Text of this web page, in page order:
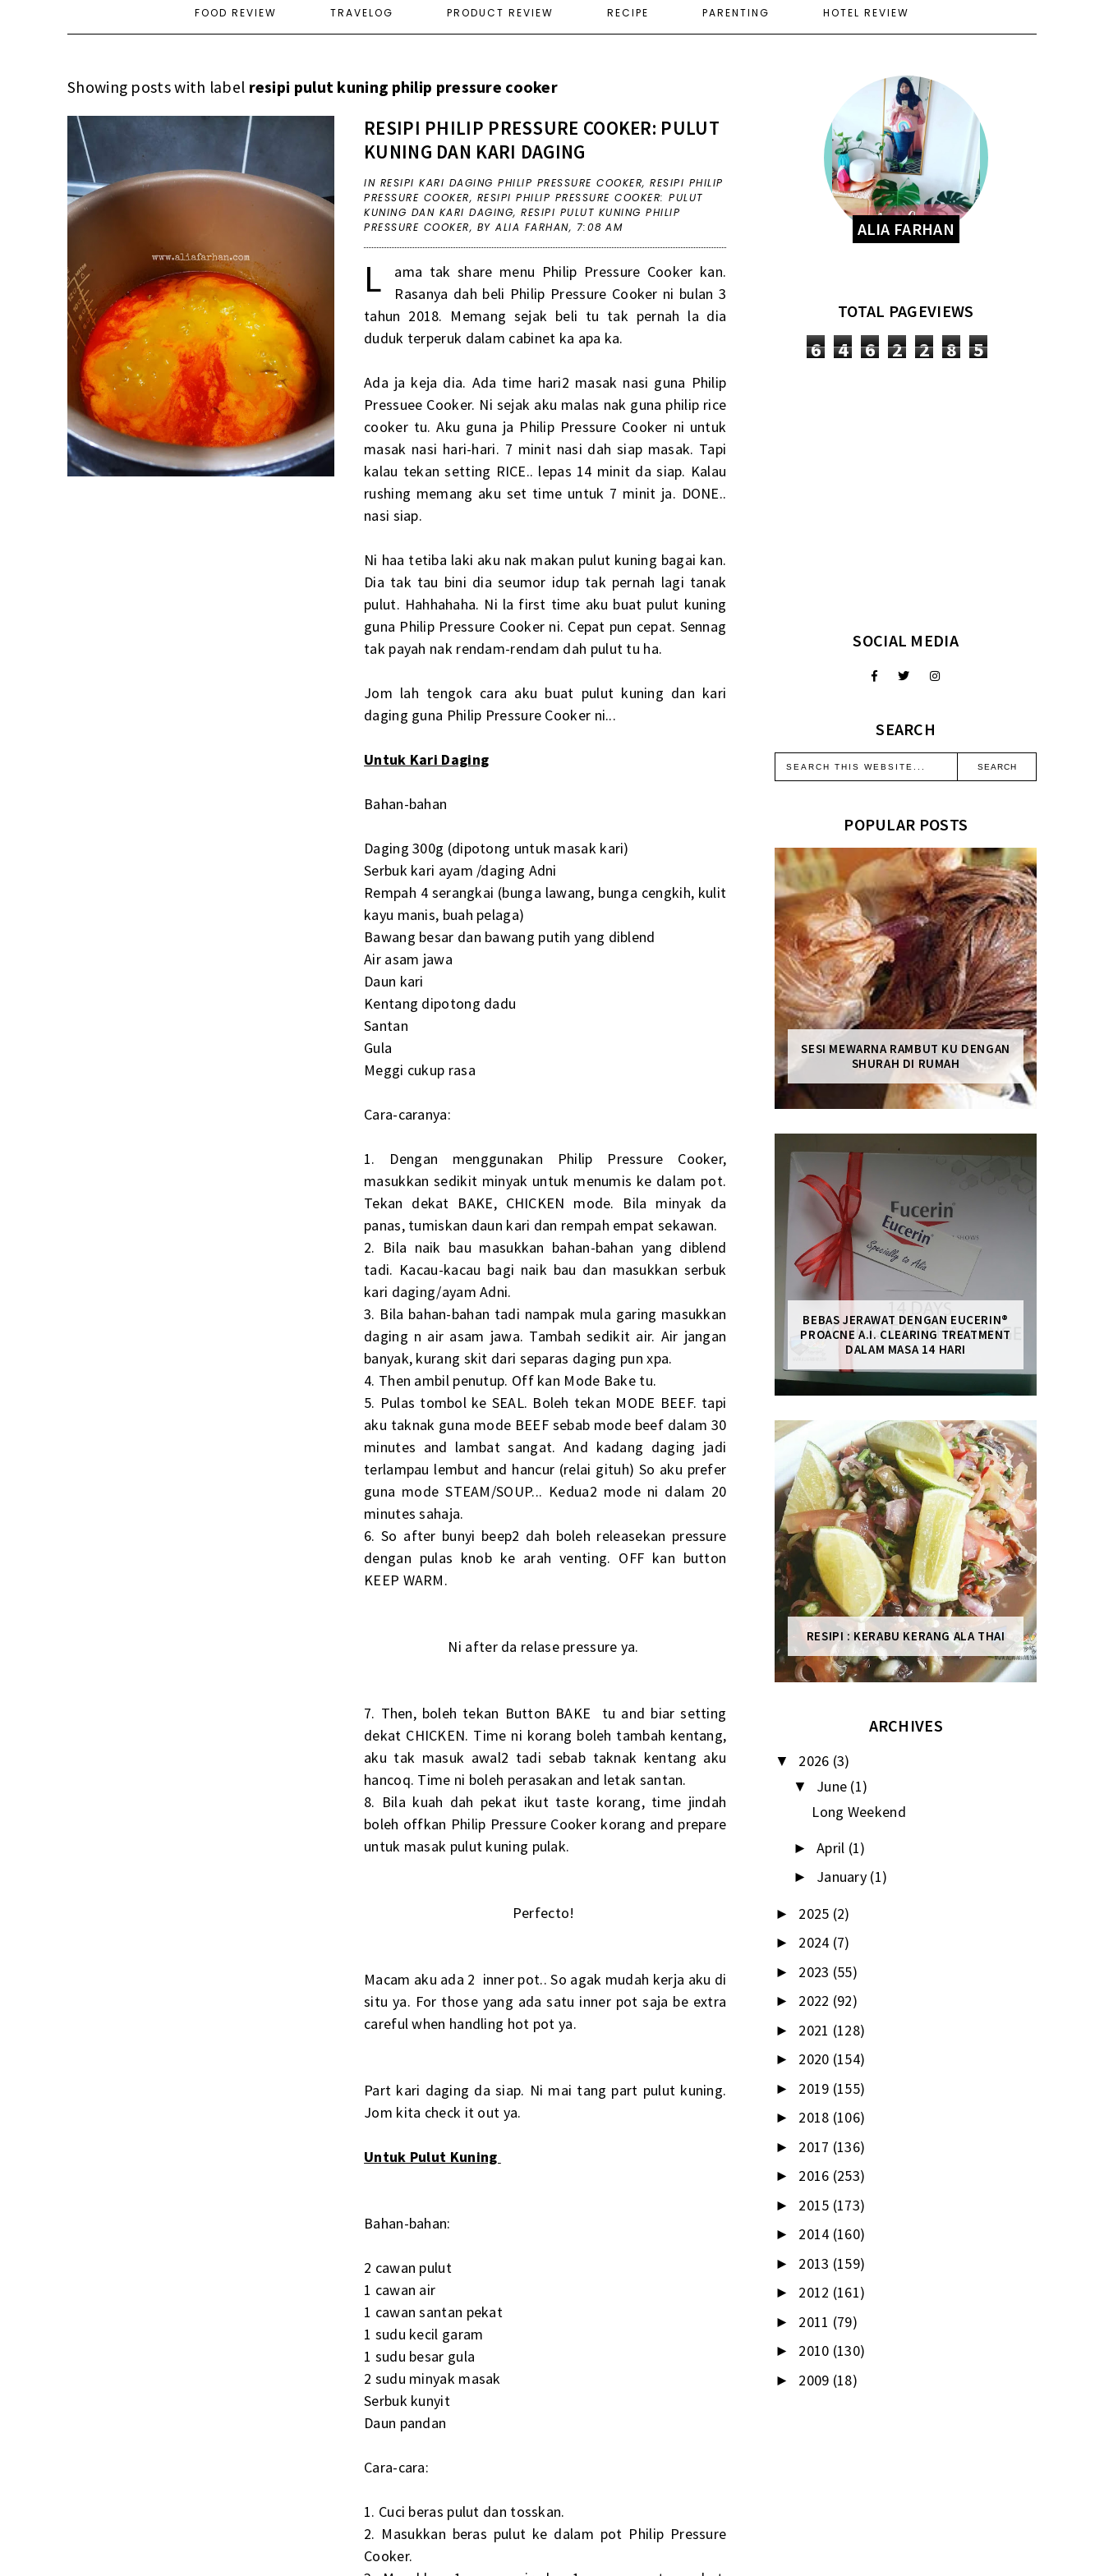
FOOD REVIEW TRAVELOG PRODUCT REVIEW RECIPE PARENTING HOTEL REVIEW
Showing posts with label resipi pulut kuning philip pressure cooker
RESIPI PHILIP PRESSURE COOKER: PULUT
KUNING DAN KARI DAGING
IN RESIPI KARI DAGING PHILIP PRESSURE COOKER,RESIPI PHILIP
PRESSURE COOKER, RESIPI PHILIP PRESSURE COOKER: PULUT
KUNING DAN KARI DAGING,RESIPI PULUT KUNING PHILIP
PRESSURE COOKER, BY ALIA FARHAN, 7:08 AM
L
ama tak share menu Philip Pressure Cooker kan.
Rasanya dah beli Philip Pressure Cooker ni bulan 3
tahun 2018. Memang sejak beli tu tak pernah la dia
duduk terperuk dalam cabinet ka apa ka.
Ada ja keja dia. Ada time hari2 masak nasi guna Philip
Pressuee Cooker. Ni sejak aku malas nak guna philip rice
cooker tu. Aku guna ja Philip Pressure Cooker ni untuk
masak nasi hari-hari. 7 minit nasi dah siap masak. Tapi
kalau tekan setting RICE.. lepas 14 minit da siap. Kalau
rushing memang aku set time untuk 7 minit ja. DONE..
nasi siap.
Ni haa tetiba laki aku nak makan pulut kuning bagai kan.
Dia tak tau bini dia seumor idup tak pernah lagi tanak
pulut. Hahhahaha. Ni la first time aku buat pulut kuning
guna Philip Pressure Cooker ni. Cepat pun cepat. Sennag
tak payah nak rendam-rendam dah pulut tu ha.
Jom lah tengok cara aku buat pulut kuning dan kari
daging guna Philip Pressure Cooker ni...
Untuk Kari Daging
Bahan-bahan
Daging 300g (dipotong untuk masak kari)
Serbuk kari ayam /daging Adni
Rempah 4 serangkai (bunga lawang, bunga cengkih, kulit
kayu manis, buah pelaga)
Bawang besar dan bawang putih yang diblend
Air asam jawa
Daun kari
Kentang dipotong dadu
Santan
Gula
Meggi cukup rasa
Cara-caranya:
1. Dengan menggunakan Philip Pressure Cooker,
masukkan sedikit minyak untuk menumis ke dalam pot.
Tekan dekat BAKE, CHICKEN mode. Bila minyak da
panas, tumiskan daun kari dan rempah empat sekawan.
2. Bila naik bau masukkan bahan-bahan yang diblend
tadi. Kacau-kacau bagi naik bau dan masukkan serbuk
kari daging/ayam Adni.
3. Bila bahan-bahan tadi nampak mula garing masukkan
daging n air asam jawa. Tambah sedikit air. Air jangan
banyak, kurang skit dari separas daging pun xpa.
4. Then ambil penutup. Off kan Mode Bake tu.
5. Pulas tombol ke SEAL. Boleh tekan MODE BEEF. tapi
aku taknak guna mode BEEF sebab mode beef dalam 30
minutes and lambat sangat. And kadang daging jadi
terlampau lembut and hancur (relai gituh) So aku prefer
guna mode STEAM/SOUP... Kedua2 mode ni dalam 20
minutes sahaja.
6. So after bunyi beep2 dah boleh releasekan pressure
dengan pulas knob ke arah venting. OFF kan button
KEEP WARM.
Ni after da relase pressure ya.
7. Then, boleh tekan Button BAKE tu and biar setting
dekat CHICKEN. Time ni korang boleh tambah kentang,
aku tak masuk awal2 tadi sebab taknak kentang aku
hancoq. Time ni boleh perasakan and letak santan.
8. Bila kuah dah pekat ikut taste korang, time jindah
boleh offkan Philip Pressure Cooker korang and prepare
untuk masak pulut kuning pulak.
Perfecto!
Macam aku ada 2 inner pot.. So agak mudah kerja aku di
situ ya. For those yang ada satu inner pot saja be extra
careful when handling hot pot ya.
Part kari daging da siap. Ni mai tang part pulut kuning.
Jom kita check it out ya.
Untuk Pulut Kuning
Bahan-bahan:
2 cawan pulut
1 cawan air
1 cawan santan pekat
1 sudu kecil garam
1 sudu besar gula
2 sudu minyak masak
Serbuk kunyit
Daun pandan
Cara-cara:
1. Cuci beras pulut dan tosskan.
2. Masukkan beras pulut ke dalam pot Philip Pressure
Cooker.
ALIA FARHAN
TOTAL PAGEVIEWS
6 4 6 2 2 8 5
SOCIAL MEDIA
SEARCH
POPULAR POSTS
SESI MEWARNA RAMBUT KU DENGAN
SHURAH DI RUMAH
BEBAS JERAWAT DENGAN EUCERIN®
PROACNE A.I. CLEARING TREATMENT
DALAM MASA 14 HARI
RESIPI : KERABU KERANG ALA THAI
ARCHIVES
▼ 2026 (3)
▼ June (1)
Long Weekend
► April (1)
► January (1)
► 2025 (2)
► 2024 (7)
► 2023 (55)
► 2022 (92)
► 2021 (128)
► 2020 (154)
► 2019 (155)
► 2018 (106)
► 2017 (136)
► 2016 (253)
► 2015 (173)
► 2014 (160)
► 2013 (159)
► 2012 (161)
► 2011 (79)
► 2010 (130)
► 2009 (18)